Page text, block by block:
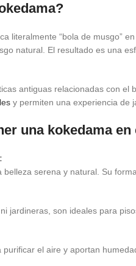
literalmente “bola de musgo”
natural. El resultado es una
antiguas relacionadas con
y permiten una experiencia de
una kokedama en
belleza serena y natural. Su
jardineras, son ideales para
el aire y aportan